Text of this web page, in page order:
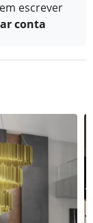
escrever
conta